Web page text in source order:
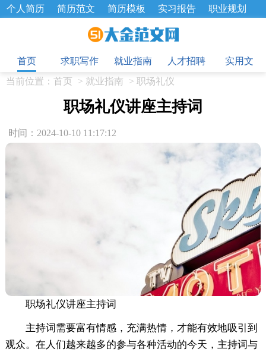
个人简历 简历范文 简历模板 实习报告
职业规划
招聘选拔 绩效考核 企业文化
工作总结
辞职报告
首页
求职写作 就业指南 人才招聘
实用文
当前位置： 首页 > 就业指南 > 职场礼仪
职场礼仪讲座主持词
时间：2024-10-10 11:17:12
职场礼仪讲座主持词
主持词需要富有情感，充满热情，才能有效地吸引到
观众。在人们越来越多的参与各种活动的今天，主持词与